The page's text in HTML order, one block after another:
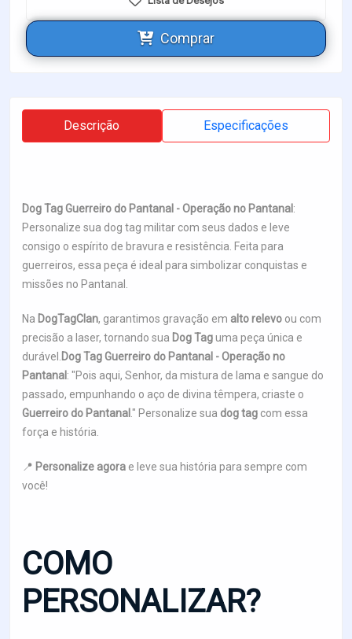
Comprar
Descrição Especificações
Dog Tag Guerreiro do Pantanal - Operação no Pantanal :
Personalize sua dog tag militar com seus dados e leve
consigo o espírito de bravura e resistência. Feita para
guerreiros, essa peça é ideal para simbolizar conquistas e
missões no Pantanal.
Na DogTagClan, garantimos gravação em alto relevo ou com
precisão a laser, tornando sua Dog Taguma peça única e
durável.Dog Tag Guerreiro do Pantanal - Operação no
Pantanal : "Pois aqui, Senhor, da mistura de lama e sangue do
passado, empunhando o aço de divina têmpera, criaste o
Guerreiro do Pantanal ." Personalize sua dog tag com essa
força e história.
📍 Personalize agora e leve sua história para sempre com
você!
COMO
PERSONALIZAR?